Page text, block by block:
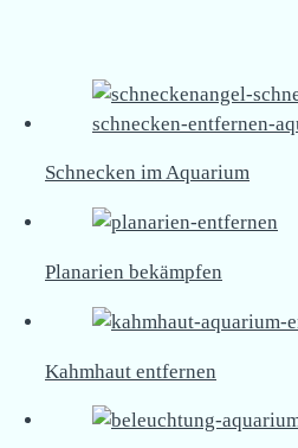
Schnecken im Aquarium
Planarien bekämpfen
Kahmhaut entfernen